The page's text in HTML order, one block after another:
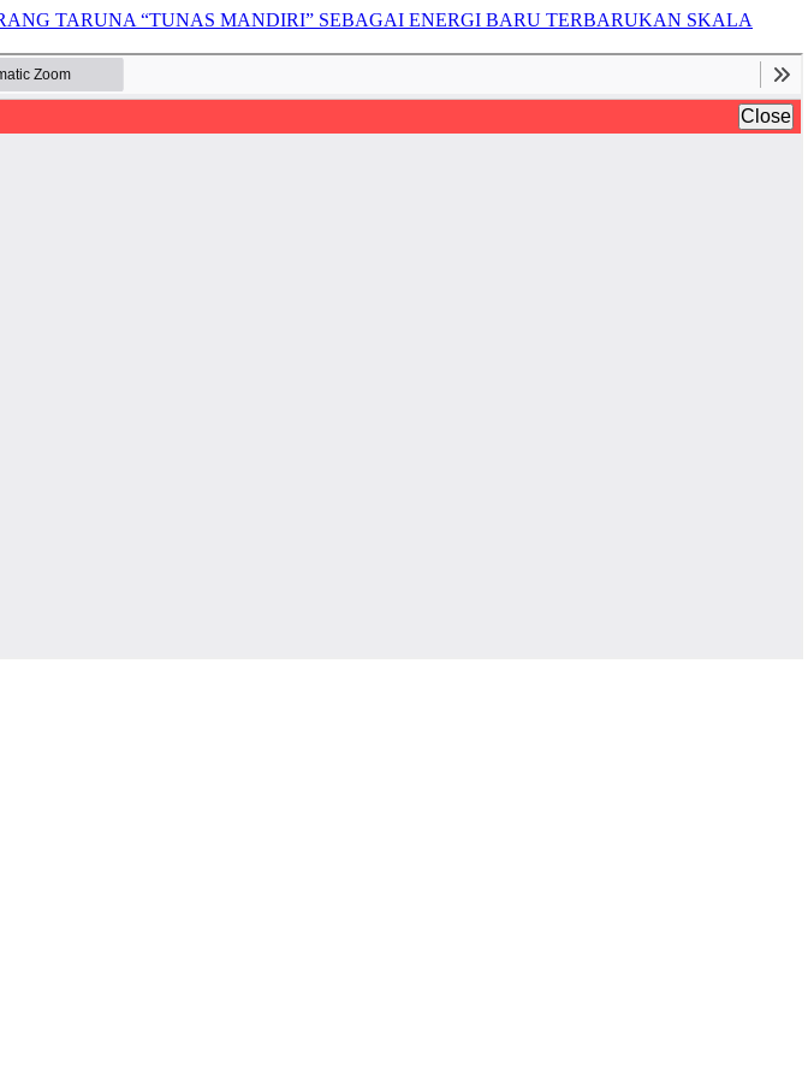
TARUNA “TUNAS MANDIRI” SEBAGAI ENERGI BARU TERBARUKAN SKALA